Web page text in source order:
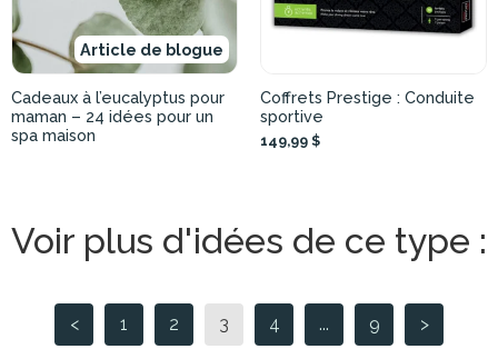
Article de blogue
Cadeaux à l’eucalyptus pour
maman – 24 idées pour un
spa maison
Coffrets Prestige : Conduite
sportive
149,99 $
Voir plus d'idées de ce type :
< 1 2 3 4 ... 9 >